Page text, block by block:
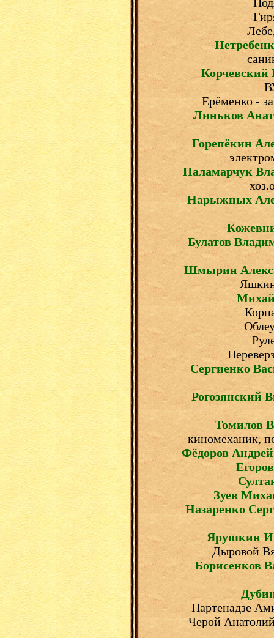
Корчевский
Ерёменко -
Линьков
Горепёкин
Паламарчук
Нарыжных
Булатов
Шмырин
Сергиенко
Рогозянский
Томилов
киномеханик,
Фёдоров Андрей
Зуев
Назаренко
Ярушкин
Дыровой
Борисенков
Партенадзе
Черой